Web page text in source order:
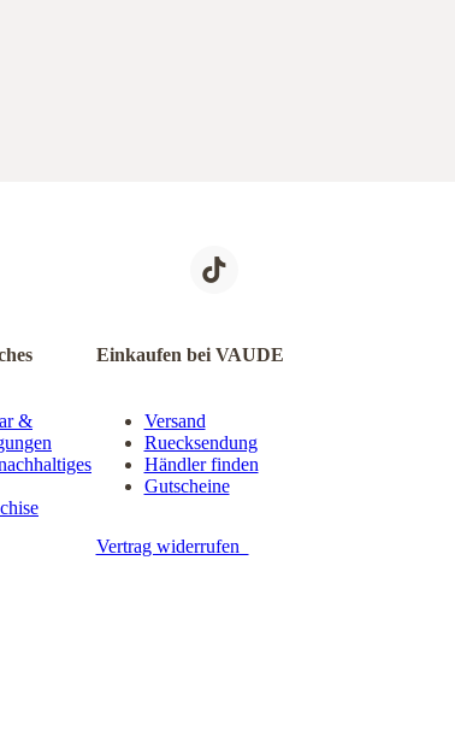
&
Einkaufen bei VAUDE
Versand
Ruecksendung
Händler finden
Gutscheine
Vertrag widerrufen